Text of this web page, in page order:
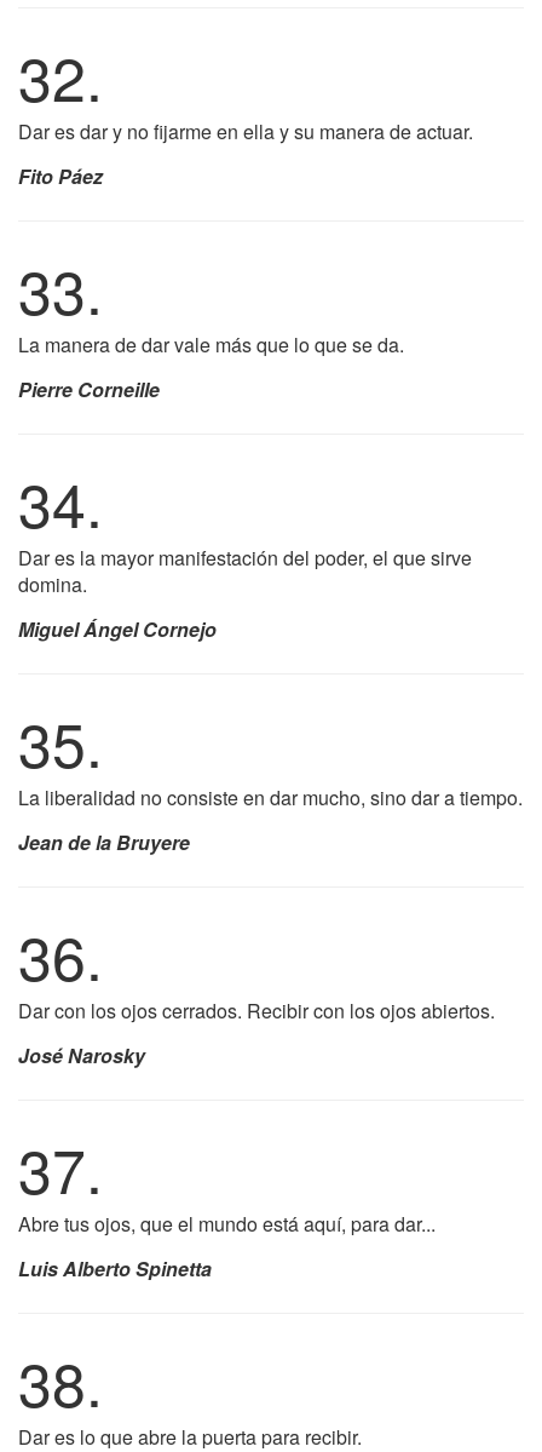
32.
Dar es dar y no fijarme en ella y su manera de actuar.
Fito Páez
33.
La manera de dar vale más que lo que se da.
Pierre Corneille
34.
Dar es la mayor manifestación del poder, el que sirve
domina.
Miguel Ángel Cornejo
35.
La liberalidad no consiste en dar mucho, sino dar a tiempo.
Jean de la Bruyere
36.
Dar con los ojos cerrados. Recibir con los ojos abiertos.
José Narosky
37.
Abre tus ojos, que el mundo está aquí, para dar...
Luis Alberto Spinetta
38.
Dar es lo que abre la puerta para recibir.